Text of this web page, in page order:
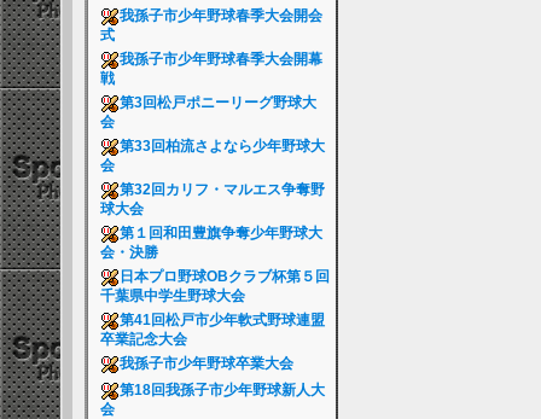
我孫子市少年野球春季大会開会
式
我孫子市少年野球春季大会開幕
戦
第3回松戸ポニーリーグ野球大
会
第33回柏流さよなら少年野球大
会
第32回カリフ・マルエス争奪野
球大会
第１回和田豊旗争奪少年野球大
会・決勝
日本プロ野球OBクラブ杯第５回
千葉県中学生野球大会
第41回松戸市少年軟式野球連盟
卒業記念大会
我孫子市少年野球卒業大会
第18回我孫子市少年野球新人大
会